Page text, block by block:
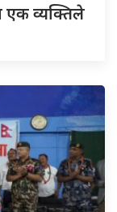
एक व्यक्तिले